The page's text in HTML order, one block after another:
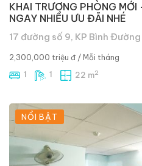
KHAI TRƯƠNG PHÒNG MỚI
NGAY NHIỀU ƯU ĐÃI NHÉ
2,300,000 triệu đ / Mỗi tháng
1 1 22 m2
NỔI BẬT